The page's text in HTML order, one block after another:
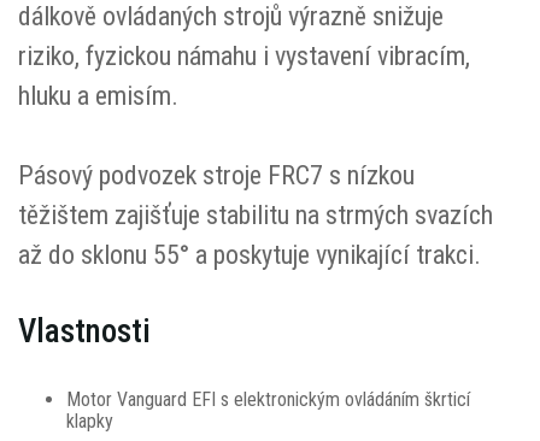
dálkově ovládaných strojů výrazně snižuje
riziko, fyzickou námahu i vystavení vibracím,
hluku a emisím.
Pásový podvozek stroje FRC7 s nízkou
těžištem zajišťuje stabilitu na strmých svazích
až do sklonu 55° a poskytuje vynikající trakci.
Vlastnosti
Motor Vanguard EFI s elektronickým ovládáním škrticí
klapky